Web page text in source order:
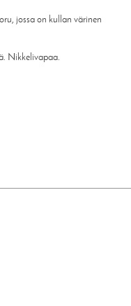
jossa on kullan värinen
Nikkelivapaa.